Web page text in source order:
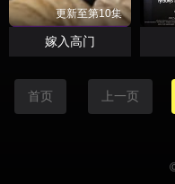
更新至第10集
嫁入高门
首页 上一页